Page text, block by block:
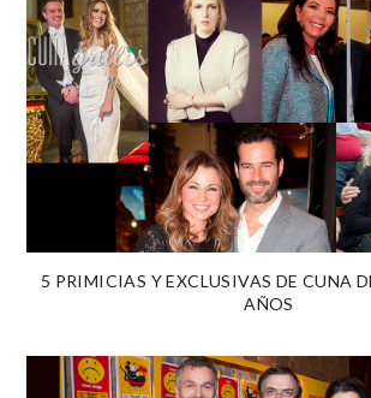
5 PRIMICIAS Y EXCLUSIVAS DE CUNA
AÑOS